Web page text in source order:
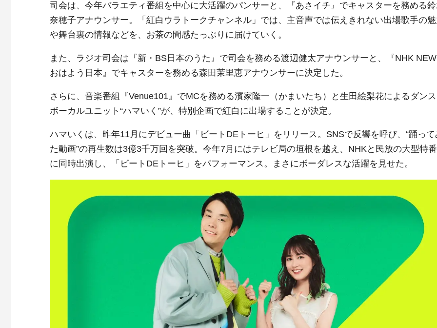
司会は、今年バラエティ番組を中心に大活躍のパンサーと、『あさイチ』でキャスターを務める
奈穂子アナウンサー。「紅白ウラトークチャンネル」では、主音声では伝えきれない出場歌手の
や舞台裏の情報などを、お茶の間感たっぷりに届けていく。
また、ラジオ司会は『新・BS日本のうた』で司会を務める渡辺健太アナウンサーと、『NHK
おはよう日本』でキャスターを務める森田茉里恵アナウンサーに決定した。
さらに、音楽番組『Venue101』でMCを務める濱家隆一（かまいたち）と生田絵梨花によるダンス
ボーカルユニット“ハマいく”が、特別企画で紅白に出場することが決定。
ハマいくは、昨年11月にデビュー曲「ビートDEトーヒ」をリリース。SNSで反響を呼び、“踊って
た動画”の再生数は3億3千万回を突破。今年7月にはテレビ局の垣根を越え、NHKと民放の大型特番
に同時出演し、「ビートDEトーヒ」をパフォーマンス。まさにボーダレスな活躍を見せた。